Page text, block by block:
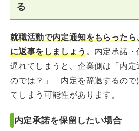
る
就職活動で内定通知をもらった
に返事をしましょう。内定承諾
遅れてしまうと、企業側は「内
のでは？」「内定を辞退するので
てしまう可能性があります。
内定承諾を保留したい場合